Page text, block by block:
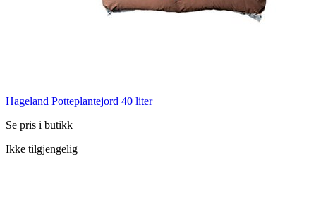
Hageland Potteplantejord 40 liter
Se pris i butikk
Ikke tilgjengelig